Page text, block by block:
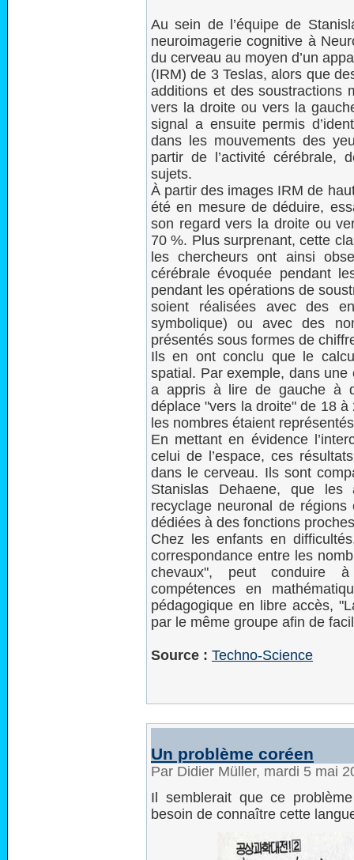
Au sein de l’équipe de
neuroimagerie cognitive à
du cerveau au moyen d’un
(IRM) de 3 Teslas, alors que
additions et des soustractions
vers la droite ou vers la
signal a ensuite permis
dans les mouvements des
partir de l’activité cérébrale,
sujets.
À partir des images IRM de
été en mesure de déduire,
son regard vers la droite ou
70 %. Plus surprenant, cette
les chercheurs ont ainsi
cérébrale évoquée pendant
pendant les opérations de
soient réalisées avec des
symbolique) ou avec des
présentés sous formes de
Ils en ont conclu que le
spatial. Par exemple, dans une
a appris à lire de gauche à
déplace "vers la droite" de 18 à
les nombres étaient
En mettant en évidence
celui de l’espace, ces
dans le cerveau. Ils sont
Stanislas Dehaene, que les
recyclage neuronal de
dédiées à des fonctions
Chez les enfants en
correspondance entre les
chevaux", peut conduire
compétences en
pédagogique en libre accès,
par le même groupe afin de
Source : Techno-Science
Un problème coréen
Par Didier Müller, mardi 5 mai
Il semblerait que ce
besoin de connaître cette